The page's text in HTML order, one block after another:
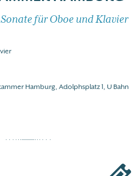
für Oboe und Klavier
Hamburg, Adolphsplatz 1, U Bahn